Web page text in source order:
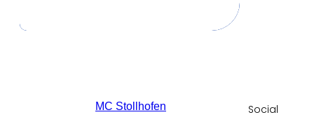
MC Stollhofen Social